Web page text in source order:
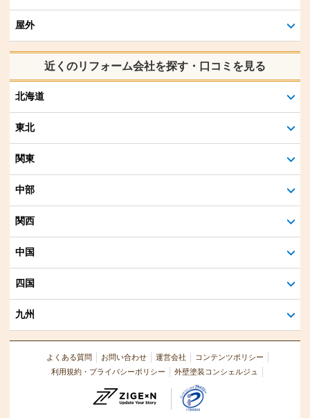
屋外
近くのリフォーム会社を探す・口コミを見る
北海道
東北
関東
中部
関西
中国
四国
九州
よくある質問 お問い合わせ 運営会社
コンテンツポリシー
利用規約・プライバシーポリシー
外壁塗装コンシェルジュ